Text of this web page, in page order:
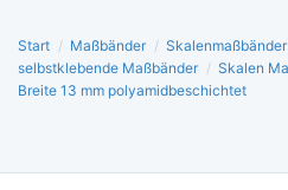
Start / Maßbänder /
selbstklebende Maßbänder / Skalen
Breite 13 mm polyamidbeschichtet